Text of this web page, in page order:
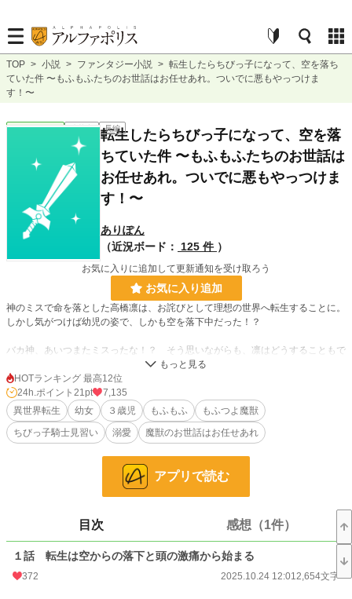
TOP > 小説 > ファンタジー小説 > 転生したらちびっ子になって、空を落ち
ていた件 〜もふもふたちのお世話はお任せあれ。ついでに悪もやっつけま
す！〜
ファンタジー 連載中 長編
転生したらちびっ子になって、空を落
ちていた件 〜もふもふたちのお世話は
お任せあれ。ついでに悪もやっつけま
す！〜
ありぽん
（近況ボード：
125 件 ）
お気に入りに追加して更新通知を受け取ろう
お気に入り追加
神のミスで命を落とした高橋凛は、お詫びとして理想の世界へ転生することに。
しかし気がつけば幼児の姿で、しかも空を落下中だった！？
バカ神、あいつまたミスったな！？ そう思いながらも、凛はどうすることもで
きず、空を落ちていく。しかも更なるアクシデントが凛を襲い……。
が、そのアクシデントにより、優しい魔獣に助けられた凛は、少しの間彼の巣
で、赤ちゃん魔獣や卵の世話を教わりながら過ごすことに。
やがてその魔獣を通じて侯爵家に迎え入れられると、前世での動物飼育の知識や
しかし魔獣たちの世話をする中で、時には悪人や悪魔獣と対峙することもあった
ちびっ子見習い騎士としても頑張り始める。
これは、凛と魔獣たちが織りなす、ほんわかだけど時々ドタバタな、癒しとお世
話の物語。
HOTランキング 最高12位
24h.ポイント 21pt
7,135
異世界転生
幼女 ３歳児 もふもふ
もふつよ魔獣
ちびっ子騎士見習い
溺愛 魔獣のお世話はお任せあれ
アプリで読む
目次 感想（1件）
１話 転生は空からの落下と頭の激痛から始まる
372 2025.10.24 12:012,654文字